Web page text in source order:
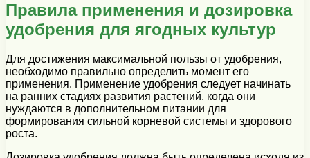
Правила применения и дозировка
удобрения для ягодных культур
Для достижения максимальной пользы от удобрения,
необходимо правильно определить момент его
применения. Применение удобрения следует начинать
на ранних стадиях развития растений, когда они
нуждаются в дополнительном питании для
формирования сильной корневой системы и здорового
роста.